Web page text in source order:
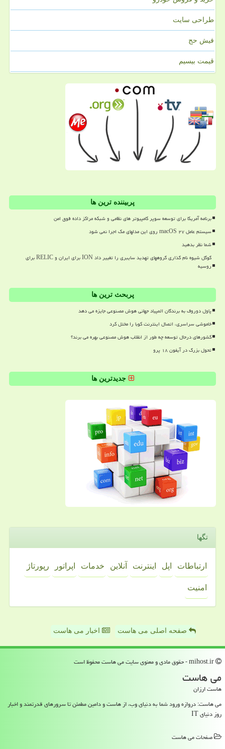
طراحی سایت
فیش حج
قیمت بیسیم
پربیننده ترین ها
برنامه آمریکا برای توسعه سوپر کامپیوتر های نظامی و شبکه مراکز داده فوق امن
سیستم عامل macOS ۲۷ روی این مدلهای مک اجرا نمی شود
شما نظر بدهید
گوگل شیوه نام گذاری گروههای تهدید سایبری را تغییر داد ION برای ایران و RELIC برای
روسیه
پربحث ترین ها
پاول دوروف به برندگان المپیاد جهانی هوش مصنوعی جایزه می دهد
خاموشی سراسری، اتصال اینترنت کوبا را مختل کرد
کشورهای درحال توسعه چه طور از انقلاب هوش مصنوعی بهره می برند؟
تحول بزرگ در آیفون ۱۸ پرو
جدیدترین ها
تگها
ارتباطات اپل اینترنت آنلاین خدمات اپراتور رپورتاژ
امنیت
صفحه اصلی می هاست اخبار می هاست
می هاست
هاست ارزان
می هاست: دروازه ورود شما به دنیای وب، از هاست و دامین مطمئن تا سرورهای قدرتمند و اخبار
روز دنیای IT
صفحات می هاست